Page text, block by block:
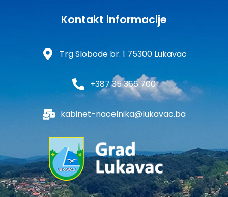
Kontakt informacije
Trg Slobode br. 1 75300 Lukavac
+387 35 366 700
kabinet-nacelnika@lukavac.ba